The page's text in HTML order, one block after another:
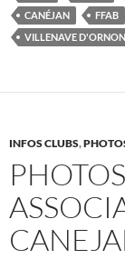
CANÉJAN
FFAB
VILLENAVE D'ORNON
INFOS CLUBS,